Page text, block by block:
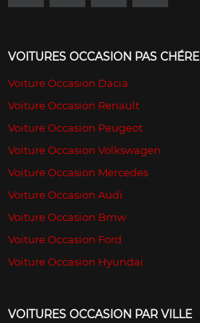
VOITURES OCCASION PAS CHÉRE
Voiture Occasion Dacia
Voiture Occasion Renault
Voiture Occasion Peugeot
Voiture Occasion Volkswagen
Voiture Occasion Mercedes
Voiture Occasion Audi
Voiture Occasion Bmw
Voiture Occasion Ford
Voiture Occasion Hyundai
VOITURES OCCASION PAR VILLE